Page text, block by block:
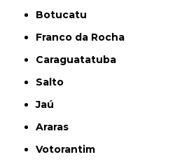
Botucatu
Franco da Rocha
Caraguatatuba
Salto
Jaú
Araras
Votorantim